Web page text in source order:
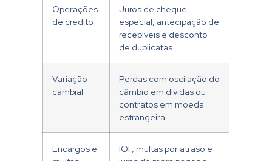
Operações
de crédito
Juros de cheque
especial, antecipação de
recebíveis e desconto
de duplicatas
Variação
cambial
Perdas com oscilação do
câmbio em dívidas ou
contratos em moeda
estrangeira
Encargos e
IOF, multas por atraso e